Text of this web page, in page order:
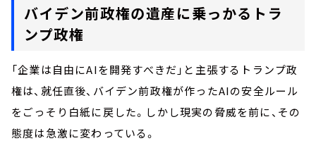
バイデン前政権の遺産に乗っかるトラ
ンプ政権
「企業は自由にAIを開発すべきだ」と主張するトランプ政
権は、就任直後、バイデン前政権が作ったAIの安全ルール
をごっそり白紙に戻した。しかし現実の脅威を前に、その
態度は急激に変わっている。